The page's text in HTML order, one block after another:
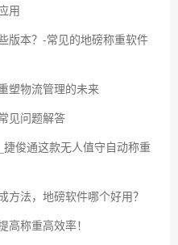
用
版本？-常见的地磅称重软件
塑物流管理的未来
见问题解答
俊通这款无人值守自动称重
方法，地磅软件哪个好用？
称重高效率！